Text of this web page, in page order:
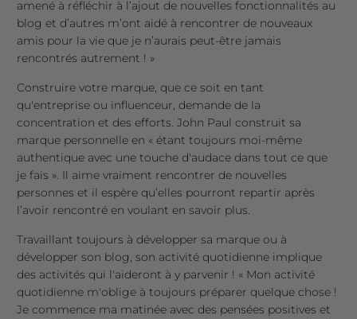
amené à réfléchir à l’ajout de nouvelles fonctionnalités au
blog et d’autres m’ont aidé à rencontrer de nouveaux
amis pour la vie que je n’aurais peut-être jamais
rencontrés autrement ! »
Construire votre marque, que ce soit en tant
qu'entreprise ou influenceur, demande de la
concentration et des efforts. John Paul construit sa
marque personnelle en « étant toujours moi-même
authentique avec une touche d'audace dans tout ce que
je fais ». Il aime vraiment rencontrer de nouvelles
personnes et il espère qu’elles pourront repartir après
l’avoir rencontré en voulant en savoir plus.
Travaillant toujours à développer sa marque ou à
développer son blog, son activité quotidienne implique
des activités qui l'aideront à y parvenir ! « Mon activité
quotidienne m'oblige à toujours préparer quelque chose !
Je commence ma matinée avec des pensées positives et